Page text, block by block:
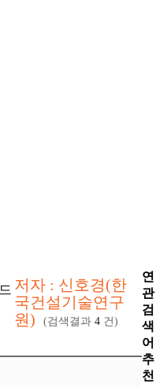
저자 : 신호경(한
국건설기술연구
원)
(검색결과 4 건)
연
관
검
색
어
추
천